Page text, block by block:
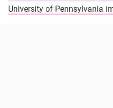
University of Pennsylvania